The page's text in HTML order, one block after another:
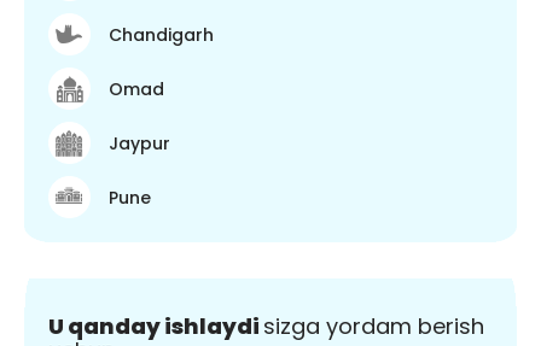
Chandigarh
Omad
Jaypur
Pune
U qanday ishlaydi sizga yordam berish